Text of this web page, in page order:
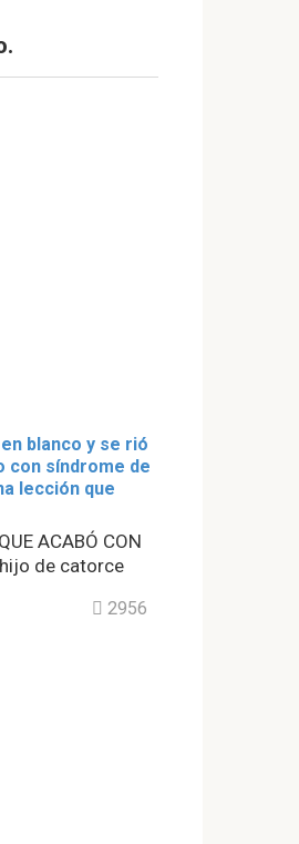
blanco y se rió
con síndrome de
lección que
ACABÓ CON
de catorce
2956